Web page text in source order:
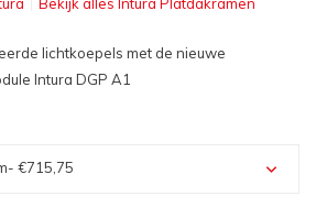
lichtkoepels met de nieuwe
Intura DGP A1
- €715,75